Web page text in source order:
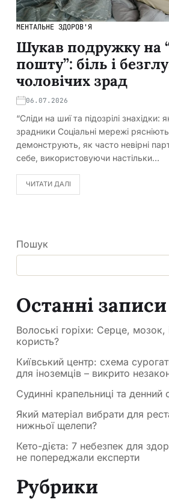
МЕНТАЛЬНЕ ЗДОРОВ'Я
Шукав подружку на
пошту”: біль і
чоловічих зрад
06.07.2026
“Сліди на шиї та підозрілі
зрадники Соціальні мережі рясніють
демонструють, як часто невірні
себе, використовуючи настільки…
ЧИТАТИ ДАЛІ
Пошук
Останні записи
Волоські горіхи: Серце, мозок,
користь?
Київський центр: схема
для іноземців – викрито
Судинні крапельниці та денний
Який матеріал вибрати для
нижньої щелепи?
Кето-дієта: 7 небезпек для
не попереджали експерти
Рубрики